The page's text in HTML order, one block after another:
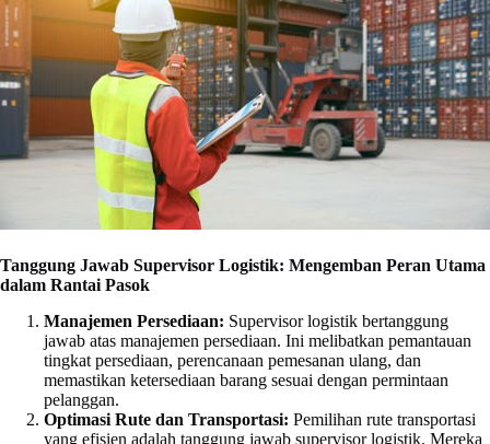
Tanggung Jawab Supervisor Logistik: Mengemban Peran Utama
dalam Rantai Pasok
Manajemen Persediaan: Supervisor logistik bertanggung
jawab atas manajemen persediaan. Ini melibatkan pemantauan
tingkat persediaan, perencanaan pemesanan ulang, dan
memastikan ketersediaan barang sesuai dengan permintaan
pelanggan.
Optimasi Rute dan Transportasi: Pemilihan rute transportasi
yang efisien adalah tanggung jawab supervisor logistik. Mereka